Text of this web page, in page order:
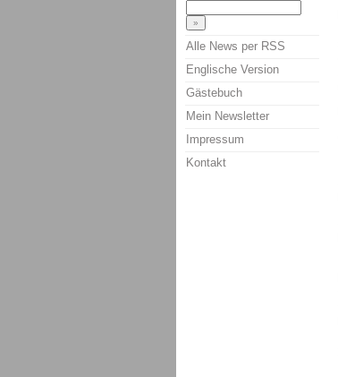
Alle News per RSS
Englische Version
Gästebuch
Mein Newsletter
Impressum
Kontakt